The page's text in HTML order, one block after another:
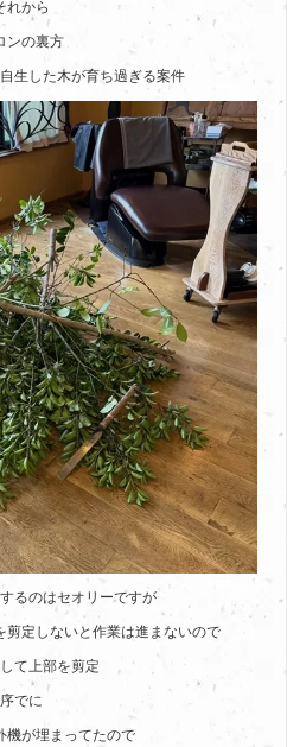
れから
ンの裏方
生した木が育ち過ぎる案件
るのはセオリーですが
剪定しないと作業は進まないので
て上部を剪定
序でに
機が埋まってたので